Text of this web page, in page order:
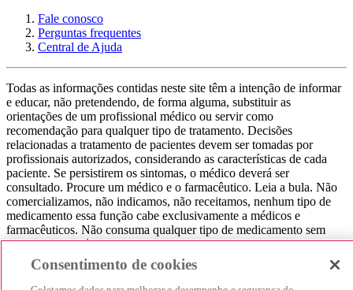
Fale conosco
Perguntas frequentes
Central de Ajuda
Todas as informações contidas neste site têm a intenção de informar
e educar, não pretendendo, de forma alguma, substituir as
orientações de um profissional médico ou servir como
recomendação para qualquer tipo de tratamento. Decisões
relacionadas a tratamento de pacientes devem ser tomadas por
profissionais autorizados, considerando as características de cada
paciente. Se persistirem os sintomas, o médico deverá ser
consultado. Procure um médico e o farmacêutico. Leia a bula. Não
comercializamos, não indicamos, não receitamos, nenhum tipo de
medicamento essa função cabe exclusivamente a médicos e
farmacêuticos. Não consuma qualquer tipo de medicamento sem
consultar seu médico. Não somos uma loja ou marketplace, ou seja,
não realizamos a venda de medicamentos, apenas contribuímos para
que você encontre o preço mais barato, comparando os preços de
produtos farmacêuticos. Contribuímos e damos auxílio para que sua
Consentimento de cookies